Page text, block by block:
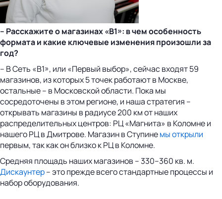
– Расскажите о магазинах «В1»: в чем особенность
формата и какие ключевые изменения произошли за
год?
– В Сеть «В1», или «Первый выбор», сейчас входят 59
магазинов, из которых 5 точек работают в Москве,
остальные – в Московской области. Пока мы
сосредоточены в этом регионе, и наша стратегия –
открывать магазины в радиусе 200 км от наших
распределительных центров: РЦ «Магнита» в Коломне и
нашего РЦ в Дмитрове. Магазин в Ступинемы открыли
первым, так как он близко к РЦ в Коломне.
Средняя площадь наших магазинов – 330–360 кв. м.
Дискаунтер– это прежде всего стандартные процессы и
набор оборудования.